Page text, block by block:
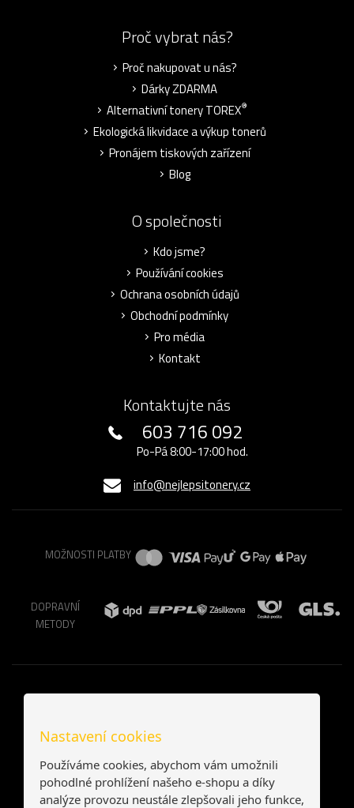
Proč vybrat nás?
Proč nakupovat u nás?
Dárky ZDARMA
Alternativní tonery TOREX®
Ekologická likvidace a výkup tonerů
Pronájem tiskových zařízení
Blog
O společnosti
Kdo jsme?
Používání cookies
Ochrana osobních údajů
Obchodní podmínky
Pro média
Kontakt
Kontaktujte nás
603 716 092
Po-Pá 8:00-17:00 hod.
info@nejlepsitonery.cz
MOŽNOSTI PLATBY
DOPRAVNÍ
METODY
Nastavení cookies
Používáme cookies, abychom vám umožnili
pohodlné prohlížení našeho e-shopu a díky
analýze provozu neustále zlepšovali jeho funkce,